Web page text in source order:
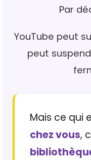
Par
YouTube peut
peut
Mais ce qui
chez vous,